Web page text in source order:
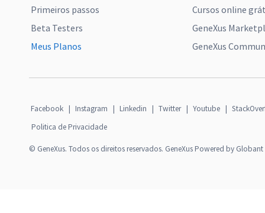
Primeiros passos
Beta Testers
Meus Planos
Cursos online
GeneXus
GeneXus
Facebook | Instagram | Linkedin | Twitter | Youtube |
Politica de Privacidade
© GeneXus. Todos os direitos reservados. GeneXus Powered by Globant